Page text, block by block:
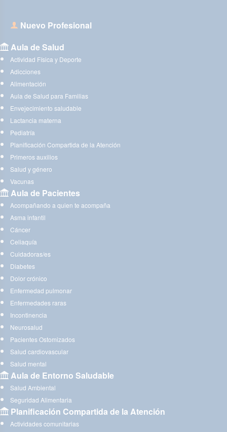
Nuevo Profesional
Aula de Salud
Actividad Física y Deporte
Adicciones
Alimentación
Aula de Salud para Familias
Envejecimiento saludable
Lactancia materna
Pediatría
Planificación Compartida de la Atención
Primeros auxilios
Salud y género
Vacunas
Aula de Pacientes
Acompañando a quien te acompaña
Asma infantil
Cáncer
Celiaquía
Cuidadoras/es
Diabetes
Dolor crónico
Enfermedad pulmonar
Enfermedades raras
Incontinencia
Neurosalud
Pacientes Ostomizados
Salud cardiovascular
Salud mental
Aula de Entorno Saludable
Salud Ambiental
Seguridad Alimentaria
Planificación Compartida de la Atención
Actividades comunitarias